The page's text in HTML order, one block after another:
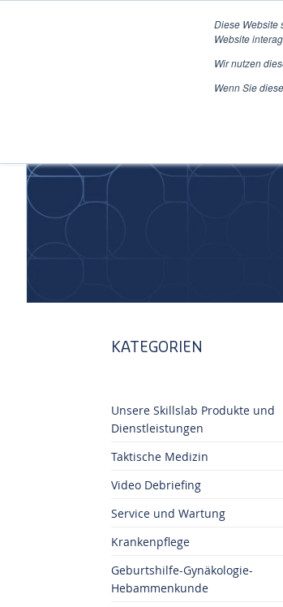
Diese Website
Website
Wir nutzen
Wenn Sie
KATEGORIEN
Unsere Skillslab Produkte und
Dienstleistungen
Taktische Medizin
Video Debriefing
Service und Wartung
Krankenpflege
Geburtshilfe-Gynäkologie-
Hebammenkunde